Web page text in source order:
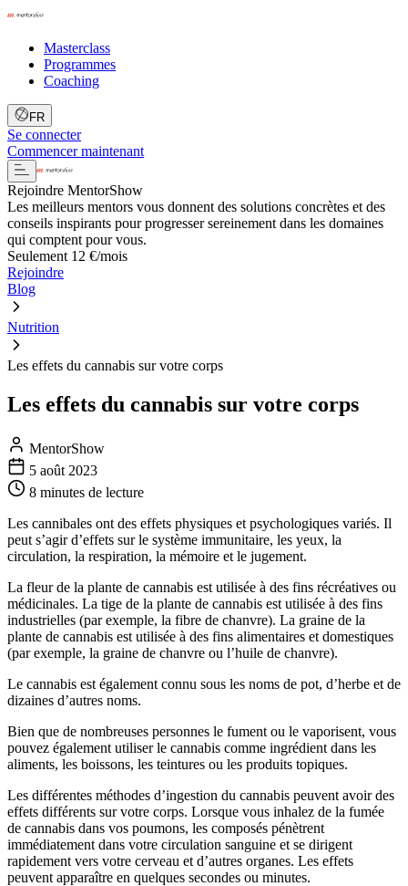
Masterclass
Programmes
Coaching
FR
Se connecter
Commencer maintenant
Rejoindre MentorShow
Les meilleurs mentors vous donnent des solutions concrètes et des
conseils inspirants pour progresser sereinement dans les domaines
qui comptent pour vous.
Seulement 12 €/mois
Rejoindre
Blog
Nutrition
Les effets du cannabis sur votre corps
Les effets du cannabis sur votre corps
MentorShow
5 août 2023
8 minutes de lecture
Les cannibales ont des effets physiques et psychologiques variés. Il
peut s’agir d’effets sur le système immunitaire, les yeux, la
circulation, la respiration, la mémoire et le jugement.
La fleur de la plante de cannabis est utilisée à des fins récréatives ou
médicinales. La tige de la plante de cannabis est utilisée à des fins
industrielles (par exemple, la fibre de chanvre). La graine de la
plante de cannabis est utilisée à des fins alimentaires et domestiques
(par exemple, la graine de chanvre ou l’huile de chanvre).
Le cannabis est également connu sous les noms de pot, d’herbe et de
dizaines d’autres noms.
Bien que de nombreuses personnes le fument ou le vaporisent, vous
pouvez également utiliser le cannabis comme ingrédient dans les
aliments, les boissons, les teintures ou les produits topiques.
Les différentes méthodes d’ingestion du cannabis peuvent avoir des
effets différents sur votre corps. Lorsque vous inhalez de la fumée
de cannabis dans vos poumons, les composés pénètrent
immédiatement dans votre circulation sanguine et se dirigent
rapidement vers votre cerveau et d’autres organes. Les effets
peuvent apparaître en quelques secondes ou minutes.